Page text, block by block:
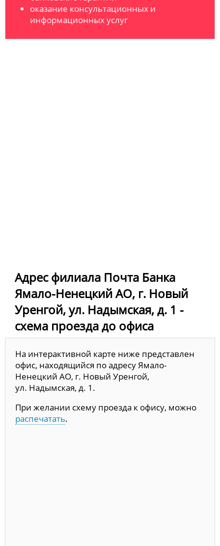
оказание консультационных и
информационных услуг
Адрес филиала Почта Банка
Ямало-Ненецкий АО, г. Новый
Уренгой, ул. Надымская, д. 1 -
схема проезда до офиса
На интерактивной карте ниже представлен
офис, находящийся по адресу Ямало-
Ненецкий АО, г. Новый Уренгой,
ул. Надымская, д. 1.
При желании схему проезда к офису, можно
распечатать.